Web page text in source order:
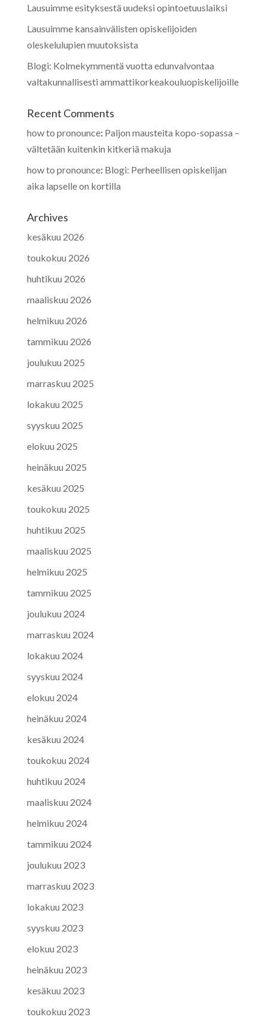
Lausuimme esityksestä uudeksi opintoetuuslaiksi
Lausuimme kansainvälisten opiskelijoiden
oleskelulupien muutoksista
Blogi: Kolmekymmentä vuotta edunvalvontaa
valtakunnallisesti ammattikorkeakouluopiskelijoille
Recent Comments
how to pronounce: Paljon mausteita kopo-sopassa –
vältetään kuitenkin kitkeriä makuja
how to pronounce: Blogi: Perheellisen opiskelijan
aika lapselle on kortilla
Archives
kesäkuu 2026
toukokuu 2026
huhtikuu 2026
maaliskuu 2026
helmikuu 2026
tammikuu 2026
joulukuu 2025
marraskuu 2025
lokakuu 2025
syyskuu 2025
elokuu 2025
heinäkuu 2025
kesäkuu 2025
toukokuu 2025
huhtikuu 2025
maaliskuu 2025
helmikuu 2025
tammikuu 2025
joulukuu 2024
marraskuu 2024
lokakuu 2024
syyskuu 2024
elokuu 2024
heinäkuu 2024
kesäkuu 2024
toukokuu 2024
huhtikuu 2024
maaliskuu 2024
helmikuu 2024
tammikuu 2024
joulukuu 2023
marraskuu 2023
lokakuu 2023
syyskuu 2023
elokuu 2023
heinäkuu 2023
kesäkuu 2023
toukokuu 2023